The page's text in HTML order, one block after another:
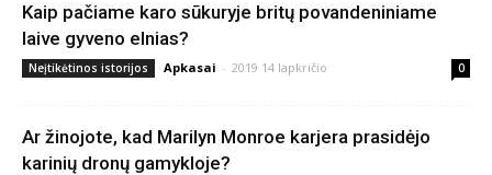
Kaip pačiame karo sūkuryje britų povandeniniame
laive gyveno elnias?
Neįtikėtinos istorijos Apkasai - 2019 14 lapkričio 0
Ar žinojote, kad Marilyn Monroe karjera prasidėjo
karinių dronų gamykloje?